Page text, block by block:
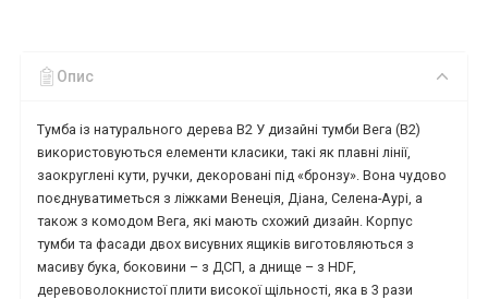
Опис
Тумба із натурального дерева В2 У дизайні тумби Вега (В2)
використовуються елементи класики, такі як плавні лінії,
заокруглені кути, ручки, декоровані під «бронзу». Вона чудово
поєднуватиметься з ліжками Венеція, Діана, Селена-Аурі, а
також з комодом Вега, які мають схожий дизайн. Корпус
тумби та фасади двох висувних ящиків виготовляються з
масиву бука, боковини – з ДСП, а днище – з HDF,
деревоволокнистої плити високої щільності, яка в 3 рази